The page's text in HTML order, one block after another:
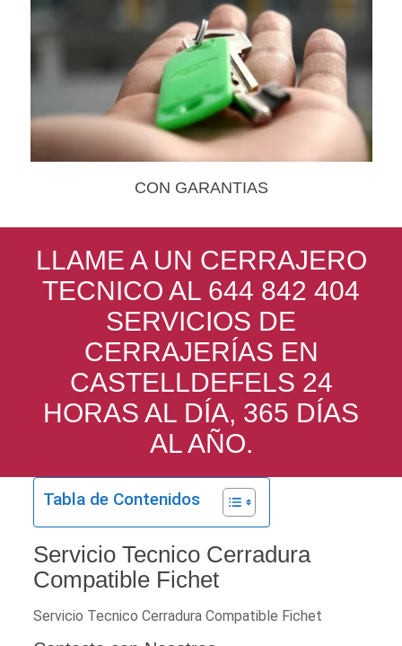
CON GARANTIAS
LLAME A UN CERRAJERO
TECNICO AL 644 842 404
SERVICIOS DE
CERRAJERÍAS EN
CASTELLDEFELS 24
HORAS AL DÍA, 365 DÍAS
AL AÑO.
Tabla de Contenidos
Servicio Tecnico Cerradura
Compatible Fichet
Servicio Tecnico Cerradura Compatible Fichet